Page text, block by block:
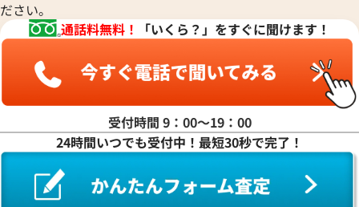
イトジャスト 126333 グレ
ロレックス デイトジャスト
ワイト文字盤
ださい。
通話料無料！
「いくら？」をすぐに聞けます！
受付時間 9：00〜19：00
24時間いつでも受付中！最短30秒で完了！